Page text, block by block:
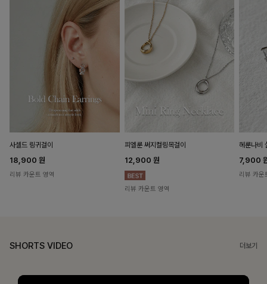
사셀드 링귀걸이
18,900 원
리뷰 카운트 영역
피엘룬 써지컬링목걸이
12,900 원
리뷰 카운트 영역
헤룬나비
7,900
리뷰 카운
SHORTS VIDEO 더보기